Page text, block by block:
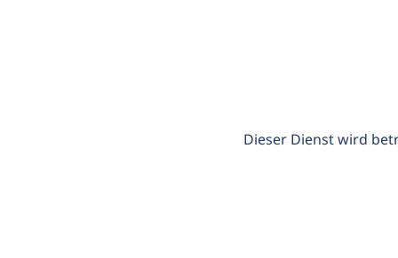
Dieser Dienst wird